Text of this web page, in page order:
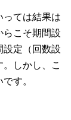
っては結果は
らこそ期間設
設定（回数設
しかし、こ
す。